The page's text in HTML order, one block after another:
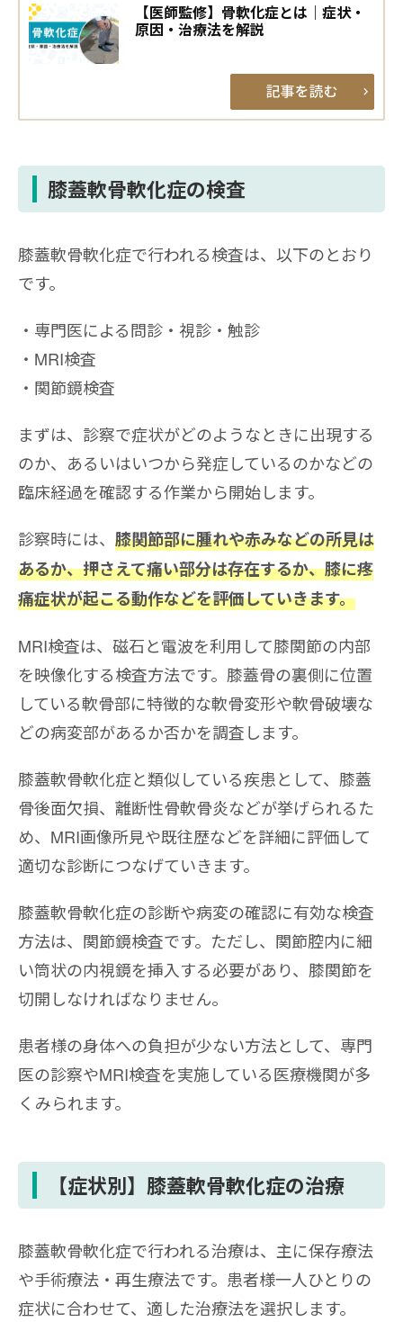
【医師監修】骨軟化症とは｜症状・
原因・治療法を解説
膝蓋軟骨軟化症の検査
膝蓋軟骨軟化症で行われる検査は、以下のとおり
です。
専門医による問診・視診・触診
MRI検査
関節鏡検査
まずは、診察で症状がどのようなときに出現する
のか、あるいはいつから発症しているのかなどの
臨床経過を確認する作業から開始します。
診察時には、 膝関節部に腫れや赤みなどの所見は
あるか、押さえて痛い部分は存在するか、膝に疼
痛症状が起こる動作などを評価していきます。
MRI検査は、磁石と電波を利用して膝関節の内部
を映像化する検査方法です。膝蓋骨の裏側に位置
している軟骨部に特徴的な軟骨変形や軟骨破壊な
どの病変部があるか否かを調査します。
膝蓋軟骨軟化症と類似している疾患として、膝蓋
骨後面欠損、離断性骨軟骨炎などが挙げられるた
め、MRI画像所見や既往歴などを詳細に評価して
適切な診断につなげていきます。
膝蓋軟骨軟化症の診断や病変の確認に有効な検査
方法は、関節鏡検査です。ただし、関節腔内に細
い筒状の内視鏡を挿入する必要があり、膝関節を
切開しなければなりません。
患者様の身体への負担が少ない方法として、専門
医の診察やMRI検査を実施している医療機関が多
くみられます。
【症状別】膝蓋軟骨軟化症の治療
膝蓋軟骨軟化症で行われる治療は、主に保存療法
や手術療法・再生療法です。患者様一人ひとりの
症状に合わせて、適した治療法を選択します。